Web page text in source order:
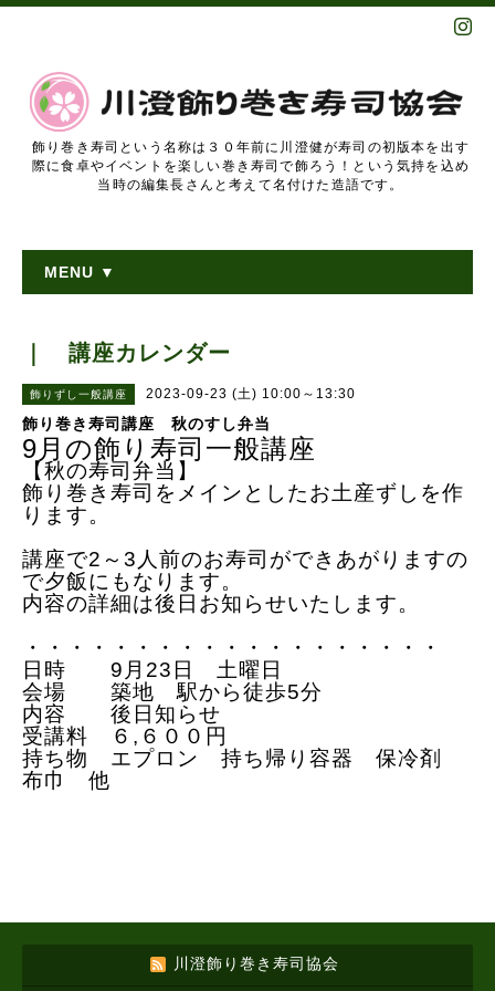
飾り巻き寿司という名称は３０年前に川澄健が寿司の初版本を出す
際に食卓やイベントを楽しい巻き寿司で飾ろう！という気持を込め
当時の編集長さんと考えて名付けた造語です。
MENU ▼
｜ 講座カレンダー
飾りずし一般講座 2023-09-23 (土) 10:00～13:30
飾り巻き寿司講座 秋のすし弁当
9月の飾り寿司一般講座
【秋の寿司弁当】
飾り巻き寿司をメインとしたお土産ずしを作
ります。
講座で2～3人前のお寿司ができあがりますの
で夕飯にもなります。
内容の詳細は後日お知らせいたします。
・・・・・・・・・・・・・・・・・・・
日時 9月23日 土曜日
会場 築地 駅から徒歩5分
内容 後日知らせ
受講料 ６,６００円
持ち物 エプロン 持ち帰り容器 保冷剤
布巾 他
川澄飾り巻き寿司協会